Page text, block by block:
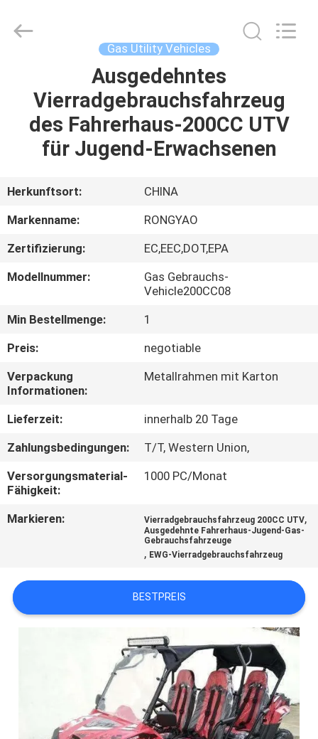
PRODUKTE
UNS
AUSFLUG
TRETEN
SIE
MIT
UNS
IN
VERBINDUNG
FORDERN
ZITAT
DATENSCHUTZRICHTLINIE
Co.,Ltd.
Gas Utility Vehicles
Ausgedehntes
Vierradgebrauchsfahrzeug
des Fahrerhaus-200CC UTV
für Jugend-Erwachsenen
Herkunftsort:
CHINA
Markenname:
RONGYAO
Zertifizierung:
EC,EEC,DOT,EPA
Modellnummer:
Gas Gebrauchs-
Vehicle200CC08
Min Bestellmenge:
1
Preis:
negotiable
Verpackung
Informationen:
Metallrahmen mit Karton
Lieferzeit:
innerhalb 20 Tage
Zahlungsbedingungen:
T/T, Western Union,
Versorgungsmaterial-
Fähigkeit:
1000 PC/Monat
Markieren: Vierradgebrauchsfahrzeug 200CC UTV,
Ausgedehnte Fahrerhaus-Jugend-Gas-
Gebrauchsfahrzeuge
, EWG-Vierradgebrauchsfahrzeug
BESTPREIS